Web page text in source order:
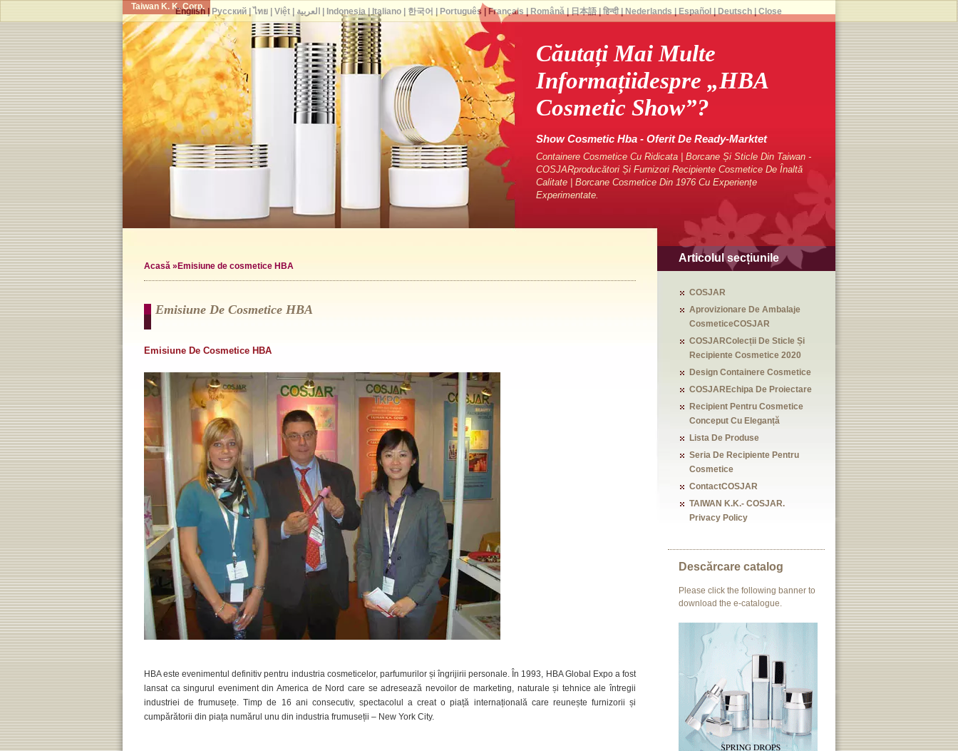
Taiwan K. K. Corp.
Căutați Mai Multe
Informațiidespre „HBA
Cosmetic Show”?
Show Cosmetic Hba - Oferit De Ready-Marktet
Containere Cosmetice Cu Ridicata | Borcane Și Sticle Din Taiwan -
COSJARproducători Și Furnizori Recipiente Cosmetice De Înaltă
Calitate | Borcane Cosmetice Din 1976 Cu Experiențe
Experimentate.
Acasă »Emisiune de cosmetice HBA
Emisiune De Cosmetice HBA
Emisiune De Cosmetice HBA
HBA este evenimentul definitiv pentru industria cosmeticelor, parfumurilor și îngrijirii personale. În 1993, HBA Global Expo a fost
lansat ca singurul eveniment din America de Nord care se adresează nevoilor de marketing, naturale și tehnice ale întregii
industriei de frumusețe. Timp de 16 ani consecutiv, spectacolul a creat o piață internațională care reunește furnizorii și
cumpărătorii din piața numărul unu din industria frumuseții – New York City.
Articolul secțiunile
COSJAR
Aprovizionare De Ambalaje
CosmeticeCOSJAR
COSJARColecții De Sticle Și
Recipiente Cosmetice 2020
Design Containere Cosmetice
COSJAREchipa De Proiectare
Recipient Pentru Cosmetice
Conceput Cu Eleganță
Lista De Produse
Seria De Recipiente Pentru
Cosmetice
ContactCOSJAR
TAIWAN K.K.- COSJAR.
Privacy Policy
Descărcare catalog
Please click the following banner to
download the e-catalogue.
English| Русский| ไทย| Việt| العربية Indonesia| Italiano| 한국어 Português Français Română| 日本語| हिन्दी| Nederlands Español Deutsch| Close